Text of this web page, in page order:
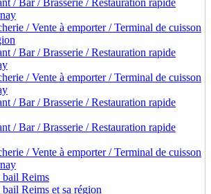
/ Vente à emporter / Terminal de cuisson
/ Bar / Brasserie / Restauration rapide
/ Vente à emporter / Terminal de cuisson
/ Bar / Brasserie / Restauration rapide
/ Bar / Brasserie / Restauration rapide
/ Vente à emporter / Terminal de cuisson
Reims
Reims et sa région